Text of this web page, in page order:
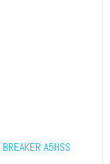
A5HSS